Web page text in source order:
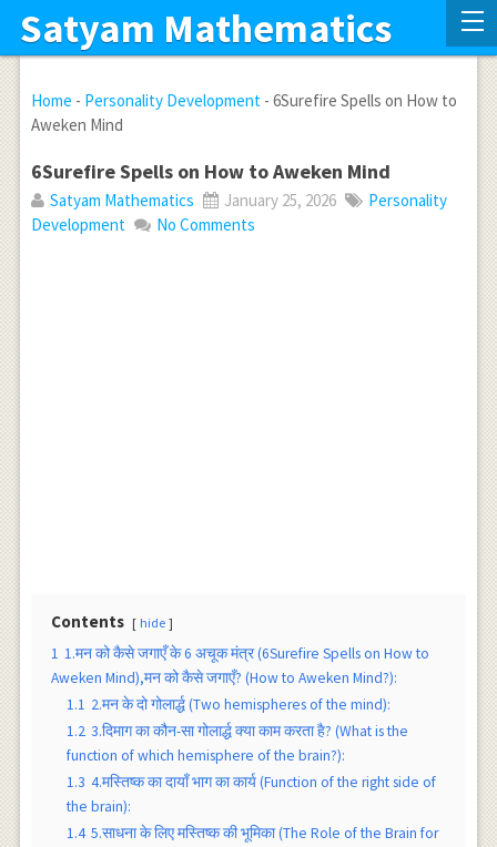
Satyam Mathematics
Home - Personality Development- 6Surefire Spells on How to
Aweken Mind
6Surefire Spells on How to Aweken Mind
Satyam Mathematics January 25, 2026
Personality
Development
No Comments
Contents hide
1 1.मन को कैसे जगाएँ के 6 अचूक मंत्र (6Surefire Spells on How to
Aweken Mind),मन को कैसे जगाएँ? (How to Aweken Mind?):
1.1 2.मन के दो गोलार्द्ध (Two hemispheres of the mind):
1.2 3.दिमाग का कौन-सा गोलार्द्ध क्या काम करता है? (What is the
function of which hemisphere of the brain?):
1.3 4.मस्तिष्क का दायाँ भाग का कार्य (Function of the right side of
the brain):
1.4 5.साधना के लिए मस्तिष्क की भूमिका (The Role of the Brain for